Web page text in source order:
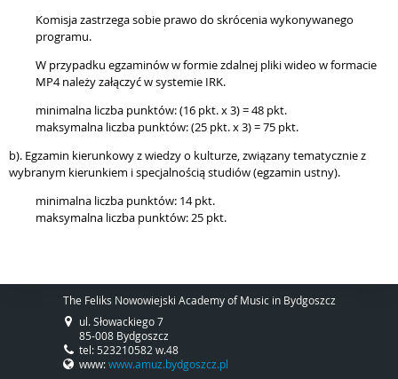
Komisja zastrzega sobie prawo do skrócenia wykonywanego
programu.
W przypadku egzaminów w formie zdalnej pliki wideo w formacie
MP4 należy załączyć w systemie IRK.
minimalna liczba punktów: (16 pkt. x 3) = 48 pkt.
maksymalna liczba punktów: (25 pkt. x 3) = 75 pkt.
b). Egzamin kierunkowy z wiedzy o kulturze, związany tematycznie z
wybranym kierunkiem i specjalnością studiów (egzamin ustny).
minimalna liczba punktów: 14 pkt.
maksymalna liczba punktów: 25 pkt.
The Feliks Nowowiejski Academy of Music in Bydgoszcz
ul. Słowackiego 7
85-008 Bydgoszcz
tel: 523210582 w.48
www:www.amuz.bydgoszcz.pl